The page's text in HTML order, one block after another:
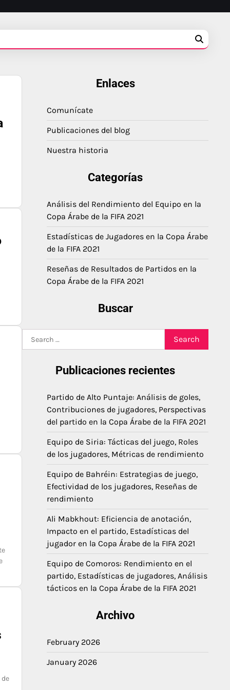
Enlaces
Comunícate
Publicaciones del blog
Nuestra historia
Categorías
Análisis del Rendimiento del Equipo en la
Copa Árabe de la FIFA 2021
Estadísticas de Jugadores en la Copa Árabe
de la FIFA 2021
Reseñas de Resultados de Partidos en la
Copa Árabe de la FIFA 2021
Buscar
for:
Publicaciones recientes
Partido de Alto Puntaje: Análisis de goles,
Contribuciones de jugadores, Perspectivas
del partido en la Copa Árabe de la FIFA 2021
Equipo de Siria: Tácticas del juego, Roles
de los jugadores, Métricas de rendimiento
Equipo de Bahréin: Estrategias de juego,
Efectividad de los jugadores, Reseñas de
rendimiento
Ali Mabkhout: Eficiencia de anotación,
Impacto en el partido, Estadísticas del
jugador en la Copa Árabe de la FIFA 2021
Equipo de Comoros: Rendimiento en el
partido, Estadísticas de jugadores, Análisis
tácticos en la Copa Árabe de la FIFA 2021
Archivo
February 2026
January 2026